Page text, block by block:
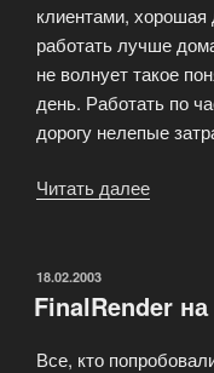
клиентами, хорошая
работать лучше
не волнует такое
день. Работать по
дорогу нелепые
Читать далее
ОПУБЛИКОВАНО
18.02.2003
FinalRender
Все, кто